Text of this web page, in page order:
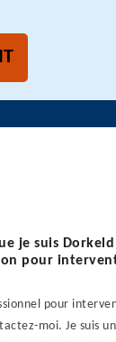
je suis
pour
pour
moi. Je suis